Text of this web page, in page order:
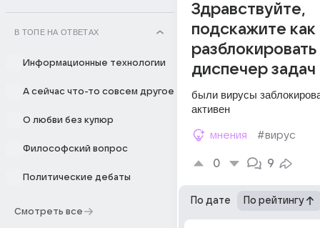
В ТОПЕ НА ОТВЕТАХ
Информационные технологии
А сейчас что-то совсем другое
О любви без купюр
Философский вопрос
Политические дебаты
Смотреть все
Здравствуйте,
подскажите как
разблокировать
диспечер задач
были вирусы
активен
мнения #вирус
0 9
По дате По рейтингу